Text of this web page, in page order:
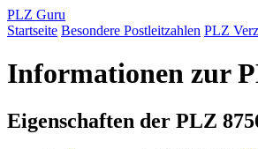
PLZ Guru
Startseite Besondere Postleitzahlen PLZ
Informationen zur
Eigenschaften der PLZ